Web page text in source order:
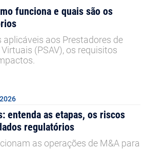
funciona e quais são os
aplicáveis aos Prestadores de
(PSAV), os requisitos
entenda as etapas, os riscos
regulatórios
as operações de M&A para